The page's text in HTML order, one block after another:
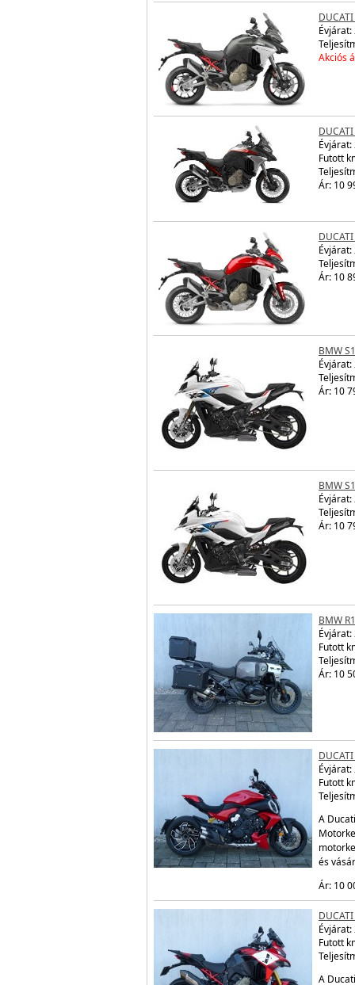
Évjárat:
Akciós
Évjárat:
Futott
Ár: 10
Évjárat:
Ár: 10
BMW
Évjárat:
Ár: 10
BMW
Évjárat:
Ár: 10
BMW
Évjárat:
Futott
Ár: 10
Évjárat:
Futott
A
és
Ár: 10
Évjárat:
Futott
A